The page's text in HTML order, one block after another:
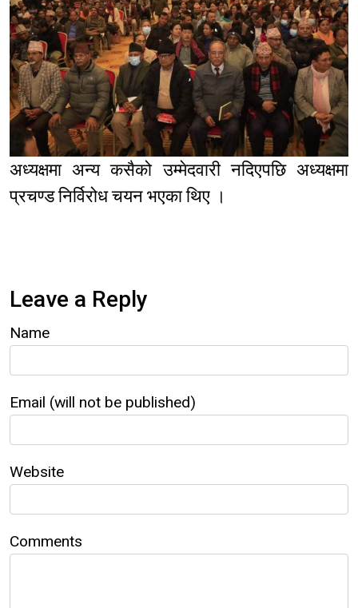
अध्यक्षमा अन्य कसैको उम्मेदवारी नदिएपछि अध्यक्षमा
प्रचण्ड निर्विरोध चयन भएका थिए ।
Leave a Reply
Name
Email (will not be published)
Website
Comments